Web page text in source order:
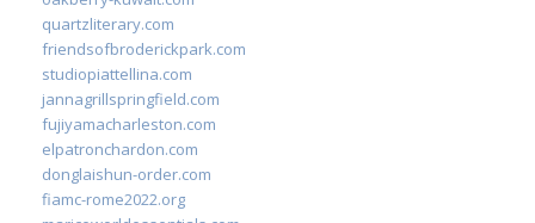
quartzliterary.com
friendsofbroderickpark.com
studiopiattellina.com
jannagrillspringfield.com
fujiyamacharleston.com
elpatronchardon.com
donglaishun-order.com
fiamc-rome2022.org